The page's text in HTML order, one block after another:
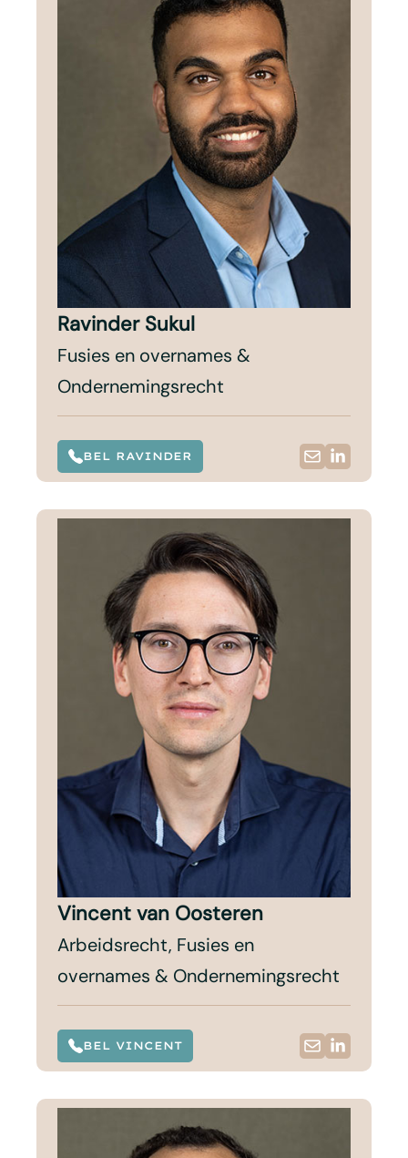
Ravinder Sukul
Fusies en overnames &
Ondernemingsrecht
BEL RAVINDER
Vincent van Oosteren
Arbeidsrecht, Fusies en
overnames & Ondernemingsrecht
BEL VINCENT